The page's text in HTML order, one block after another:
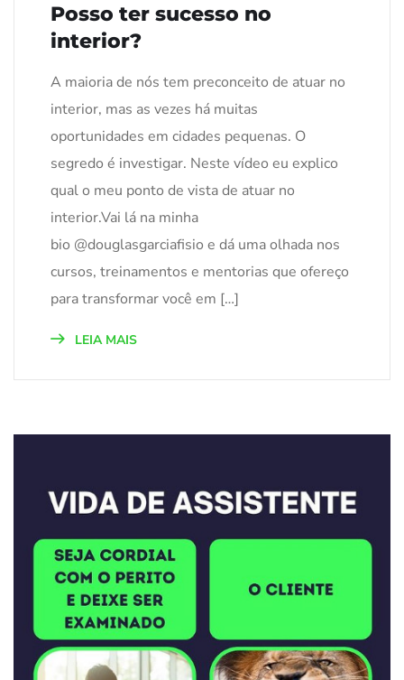
Posso ter sucesso no
interior?
A maioria de nós tem preconceito de atuar no
interior, mas as vezes há muitas
oportunidades em cidades pequenas. O
segredo é investigar. Neste vídeo eu explico
qual o meu ponto de vista de atuar no
interior.Vai lá na minha
bio @douglasgarciafisio e dá uma olhada nos
cursos, treinamentos e mentorias que ofereço
para transformar você em […]
LEIA MAIS